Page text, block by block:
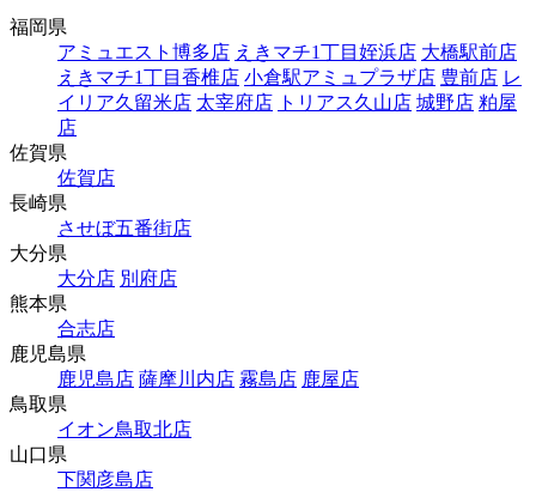
福岡県
アミュエスト博多店 えきマチ1丁目姪浜店 大橋駅前店
えきマチ1丁目香椎店 小倉駅アミュプラザ店 豊前店 レ
イリア久留米店 太宰府店 トリアス久山店 城野店 粕屋
店
佐賀県
佐賀店
長崎県
させぼ五番街店
大分県
大分店 別府店
熊本県
合志店
鹿児島県
鹿児島店 薩摩川内店 霧島店 鹿屋店
鳥取県
イオン鳥取北店
山口県
下関彦島店